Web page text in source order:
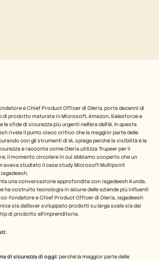
e Chief Product Officer di Oleria, porta decenni di
di prodotto maturata in Microsoft, Amazon, Salesforce e
le sfide di sicurezza più urgenti nell'era dell'IA. In questa
rivela il punto cieco critico che la maggior parte delle
con gli strumenti di IA, spiega perché la visibilità è la
e racconta come Oleria utilizza Trupeer per il
il momento circolare in cui abbiamo scoperto che un
aveva studiato il case study Microsoft Multipoint
una conversazione approfondita con Jagadeesh Kunda,
ha costruito tecnologia in alcune delle aziende più influenti
fondatore e Chief Product Officer di Oleria, Jagadeesh
sia dall'aver sviluppato prodotti su larga scala sia dal
di prodotto all'imprenditoria.
di sicurezza di oggi: perché la maggior parte delle